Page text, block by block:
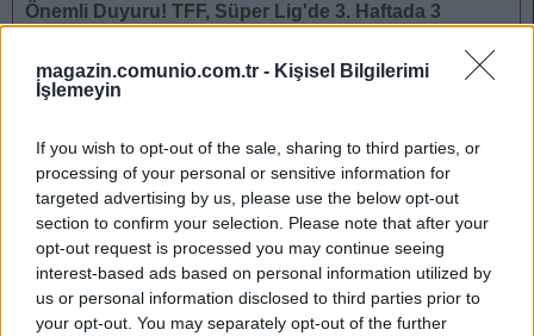
magazin.comunio.com.tr - Kişisel Bilgilerimi
İşlemeyin
If you wish to opt-out of the sale, sharing to third parties, or
processing of your personal or sensitive information for
targeted advertising by us, please use the below opt-out
section to confirm your selection. Please note that after your
opt-out request is processed you may continue seeing
interest-based ads based on personal information utilized by
us or personal information disclosed to third parties prior to
your opt-out. You may separately opt-out of the further
Önemli Duyuru! TFF, Süper Lig'de 3. Haftada 3
Müsabakayı Erteledi! Puanlama Nasıl Olacak?
Gün geçmiyor ki Türkiye Futbol
mesai yapmasına neden olmasın.
Ülkemizi Avrupa kupalarında temsil
eden kulüplerimizin 3. hafta
maçları ertelendi.